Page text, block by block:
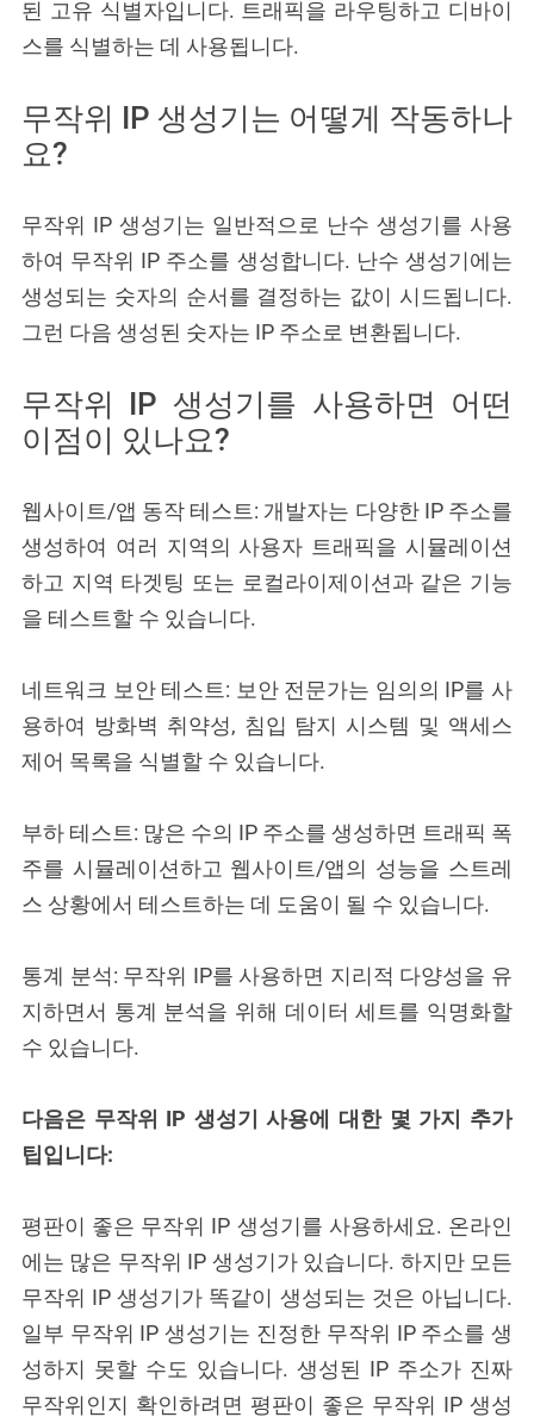
된 고유 식별자입니다. 트래픽을 라우팅하고 디바이
스를 식별하는 데 사용됩니다.
무작위 IP 생성기는 어떻게 작동하나
요?
무작위 IP 생성기는 일반적으로 난수 생성기를 사용
하여 무작위 IP 주소를 생성합니다. 난수 생성기에는
생성되는 숫자의 순서를 결정하는 값이 시드됩니다.
그런 다음 생성된 숫자는 IP 주소로 변환됩니다.
무작위 IP 생성기를 사용하면 어떤
이점이 있나요?
웹사이트/앱 동작 테스트: 개발자는 다양한 IP 주소를
생성하여 여러 지역의 사용자 트래픽을 시뮬레이션
하고 지역 타겟팅 또는 로컬라이제이션과 같은 기능
을 테스트할 수 있습니다.
네트워크 보안 테스트: 보안 전문가는 임의의 IP를 사
용하여 방화벽 취약성, 침입 탐지 시스템 및 액세스
제어 목록을 식별할 수 있습니다.
부하 테스트: 많은 수의 IP 주소를 생성하면 트래픽 폭
주를 시뮬레이션하고 웹사이트/앱의 성능을 스트레
스 상황에서 테스트하는 데 도움이 될 수 있습니다.
통계 분석: 무작위 IP를 사용하면 지리적 다양성을 유
지하면서 통계 분석을 위해 데이터 세트를 익명화할
수 있습니다.
다음은 무작위 IP 생성기 사용에 대한 몇 가지 추가
팁입니다:
평판이 좋은 무작위 IP 생성기를 사용하세요. 온라인
에는 많은 무작위 IP 생성기가 있습니다. 하지만 모든
무작위 IP 생성기가 똑같이 생성되는 것은 아닙니다.
일부 무작위 IP 생성기는 진정한 무작위 IP 주소를 생
성하지 못할 수도 있습니다. 생성된 IP 주소가 진짜
무작위인지 확인하려면 평판이 좋은 무작위 IP 생성